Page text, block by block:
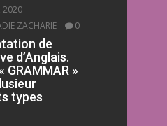
2020
ZACHARIE
0
de
d’Anglais.
GRAMMAR »
types